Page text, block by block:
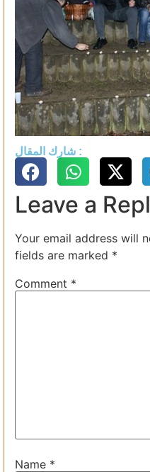
شارك المقال :
Leave a
Your email address will
fields are marked *
Comment *
Name *